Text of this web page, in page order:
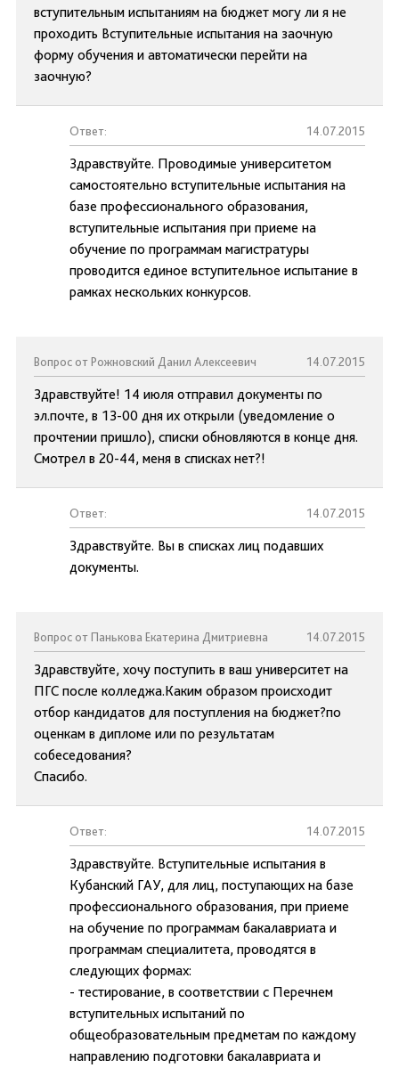
вступительным испытаниям на бюджет могу ли я не
проходить Вступительные испытания на заочную
форму обучения и автоматически перейти на
заочную?
Ответ: 14.07.2015
Здравствуйте. Проводимые университетом
самостоятельно вступительные испытания на
базе профессионального образования,
вступительные испытания при приеме на
обучение по программам магистратуры
проводится единое вступительное испытание в
рамках нескольких конкурсов.
Вопрос от Рожновский Данил Алексеевич 14.07.2015
Здравствуйте! 14 июля отправил документы по
эл.почте, в 13-00 дня их открыли (уведомление о
прочтении пришло), списки обновляются в конце дня.
Смотрел в 20-44, меня в списках нет?!
Ответ: 14.07.2015
Здравствуйте. Вы в списках лиц подавших
документы.
Вопрос от Панькова Екатерина Дмитриевна 14.07.2015
Здравствуйте, хочу поступить в ваш университет на
ПГС после колледжа.Каким образом происходит
отбор кандидатов для поступления на бюджет?по
оценкам в дипломе или по результатам
собеседования?
Спасибо.
Ответ: 14.07.2015
Здравствуйте. Вступительные испытания в
Кубанский ГАУ, для лиц, поступающих на базе
профессионального образования, при приеме
на обучение по программам бакалавриата и
программам специалитета, проводятся в
следующих формах:
- тестирование, в соответствии с Перечнем
вступительных испытаний по
общеобразовательным предметам по каждому
направлению подготовки бакалавриата и